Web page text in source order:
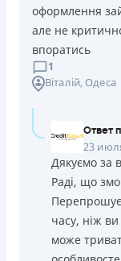
оформлення
але не
впоратись
1
Віталій, Одеса
Ответ
23
Дякуємо за
Раді, що
часу, ніж ви
може